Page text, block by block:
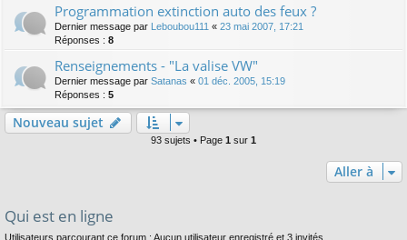
Programmation extinction auto des feux ?
Dernier message par Leboubou111 « 23 mai 2007, 17:21
Réponses : 8
Renseignements - "La valise VW"
Dernier message par Satanas « 01 déc. 2005, 15:19
Réponses : 5
Nouveau sujet
93 sujets • Page 1 sur 1
Aller à
Qui est en ligne
Utilisateurs parcourant ce forum : Aucun utilisateur enregistré et 3 invités